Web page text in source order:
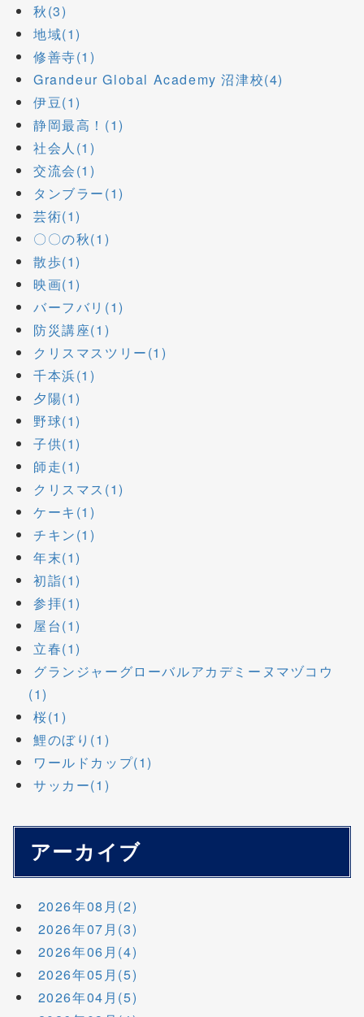
秋(3)
地域(1)
修善寺(1)
Grandeur Global Academy 沼津校(4)
伊豆(1)
静岡最高！(1)
社会人(1)
交流会(1)
タンブラー(1)
芸術(1)
〇〇の秋(1)
散歩(1)
映画(1)
バーフバリ(1)
防災講座(1)
クリスマスツリー(1)
千本浜(1)
夕陽(1)
野球(1)
子供(1)
師走(1)
クリスマス(1)
ケーキ(1)
チキン(1)
年末(1)
初詣(1)
参拝(1)
屋台(1)
立春(1)
グランジャーグローバルアカデミーヌマヅコウ
(1)
桜(1)
鯉のぼり(1)
ワールドカップ(1)
サッカー(1)
アーカイブ
2026年08月(2)
2026年07月(3)
2026年06月(4)
2026年05月(5)
2026年04月(5)